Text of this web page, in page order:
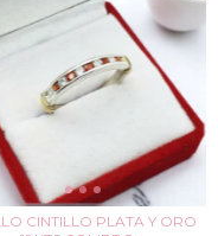
CINTILLO PLATA Y ORO